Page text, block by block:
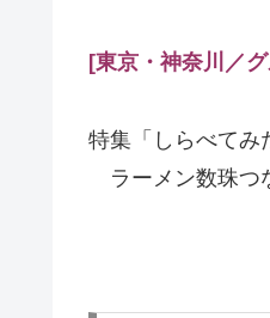
[東京・神奈川／
特集「しらべてみ
ラーメン数珠つ